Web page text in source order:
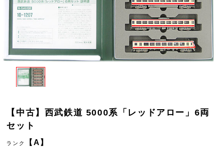
【中古】西武鉄道 5000系「レッドアロー」6両
セット
ランク 【A】